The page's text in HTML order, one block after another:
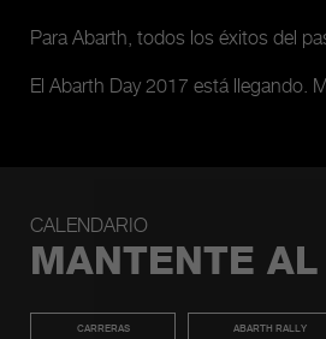
Para Abarth, todos los éxitos del
El Abarth Day 2017 está llegando.
CALENDARIO
MANTENTE
CARRERAS ABARTH RALLY